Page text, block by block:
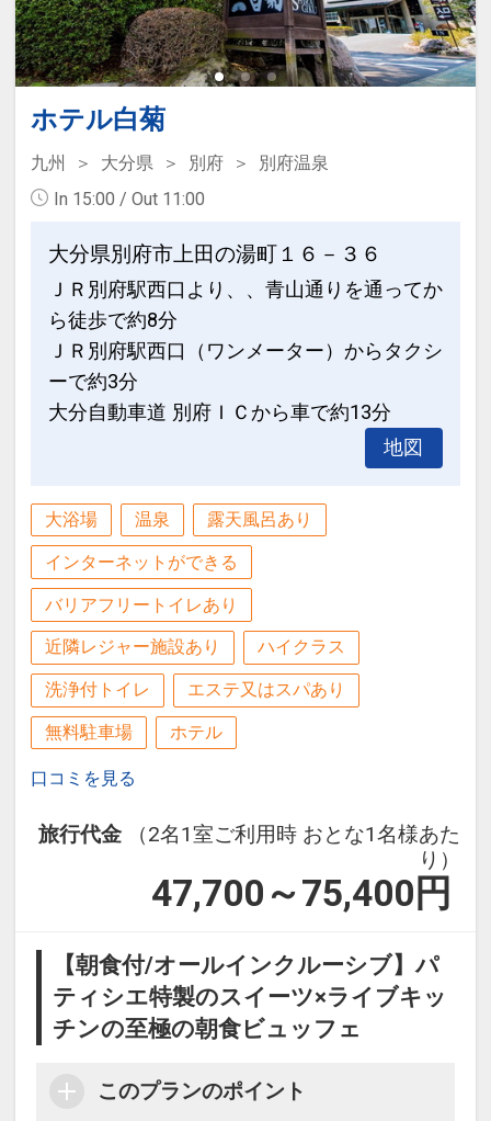
ホテル白菊
九州 大分県 別府
別府温泉
In 15:00 / Out 11:00
大分県別府市上田の湯町１６－３６
ＪＲ別府駅西口より、、青山通りを通ってか
ら徒歩で約8分
ＪＲ別府駅西口（ワンメーター）からタクシ
ーで約3分
大分自動車道 別府ＩＣから車で約13分
地図
大浴場 温泉 露天風呂あり
インターネットができる
バリアフリートイレあり
近隣レジャー施設あり ハイクラス
洗浄付トイレ エステ又はスパあり
無料駐車場 ホテル
口コミを見る
旅行代金
（2名1室ご利用時 おとな1名様あた
り）
47,700～75,400 円
【朝食付/オールインクルーシブ】パ
ティシエ特製のスイーツ×ライブキッ
チンの至極の朝食ビュッフェ
このプランのポイント